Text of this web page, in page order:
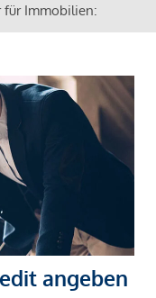
für Immobilien:
angeben